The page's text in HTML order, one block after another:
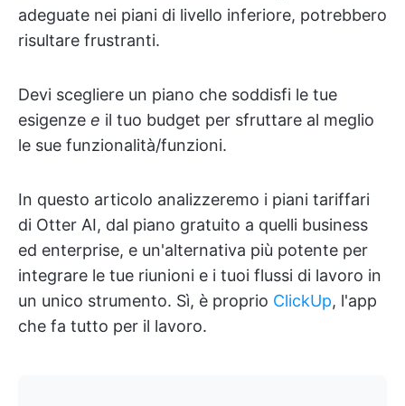
adeguate nei piani di livello inferiore, potrebbero
risultare frustranti.
Devi scegliere un piano che soddisfi le tue
esigenze e il tuo budget per sfruttare al meglio
le sue funzionalità/funzioni.
In questo articolo analizzeremo i piani tariffari
di Otter AI, dal piano gratuito a quelli business
ed enterprise, e un'alternativa più potente per
integrare le tue riunioni e i tuoi flussi di lavoro in
un unico strumento. Sì, è proprio ClickUp, l'app
che fa tutto per il lavoro.